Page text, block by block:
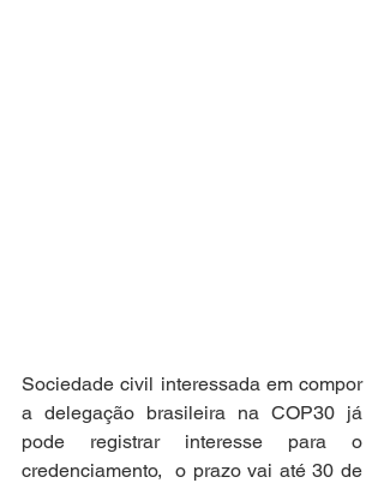
Sociedade civil interessada em compor
a delegação brasileira na COP30 já
pode registrar interesse para o
credenciamento,  o prazo vai até 30 de